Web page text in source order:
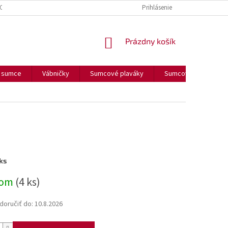
O COOKIES FORMULÁR NA ODSTÚPENIE OD ZMLUVY
Prihlásenie
NÁKUPNÝ
Prázdny košík
Vábničky Sumcové plaváky
Sumcové olova
(4 ks)
do: 10.8.2026